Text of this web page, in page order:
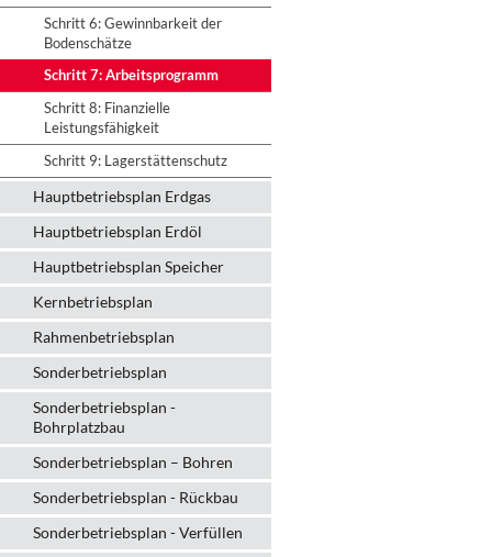
Schritt 6: Gewinnbarkeit der
Bodenschätze
Schritt 7: Arbeitsprogramm
Schritt 8: Finanzielle
Leistungsfähigkeit
Schritt 9: Lagerstättenschutz
Hauptbetriebsplan Erdgas
Hauptbetriebsplan Erdöl
Hauptbetriebsplan Speicher
Kernbetriebsplan
Rahmenbetriebsplan
Sonderbetriebsplan
Sonderbetriebsplan -
Bohrplatzbau
Sonderbetriebsplan – Bohren
Sonderbetriebsplan - Rückbau
Sonderbetriebsplan - Verfüllen